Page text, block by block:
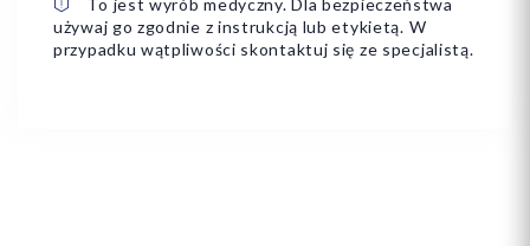
To jest wyrób medyczny. Dla bezpieczeństwa
używaj go zgodnie z instrukcją lub etykietą. W
przypadku wątpliwości skontaktuj się ze specjalistą.